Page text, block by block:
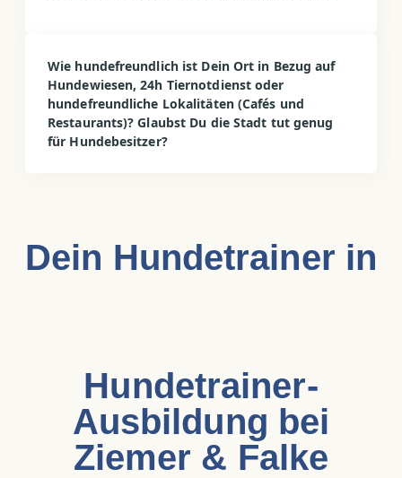
Wie hundefreundlich ist Dein Ort in Bezug auf
Hundewiesen, 24h Tiernotdienst oder
hundefreundliche Lokalitäten (Cafés und
Restaurants)? Glaubst Du die Stadt tut genug
für Hundebesitzer?
Dein Hundetrainer in
Hundetrainer-
Ausbildung bei
Ziemer & Falke